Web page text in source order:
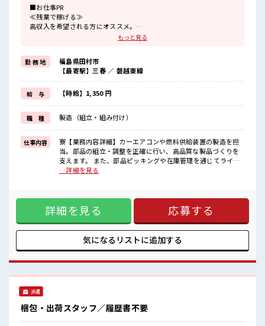
■お仕事PR
≪残業で稼げる≫
高収入を希望される方にオススメ。
残業は月20時間以上あります♪
≪未経験の方も大カンゲイ≫
新しいことにチャレンジするのは不安だけど、
しっかり働く環境が整っています！
イチからスキルUP・ステップUP目指していきましょう！
≪収入アップを目指せる≫
高時給だらけの派遣のお仕事です！
■職場の雰囲気
20代の若い世代がたくさん活躍中の活気ある職場！
しっかり休める休憩室あり！
オンオフの切替もできちゃう！
職場にはロッカー完備！
私物の置きすぎには注意が必要ですね★
もっと見る
勤 務 地
福島県田村市
【最寄駅】三春 ／ 磐越東線
給 与 【時給】1,350 円
職 種 製造（組立・組み付け）
仕事内容
寮【業務内容詳細】カーエアコンや燃料供給装置の製造を担
当。部品の組立・調整を正確に行い、高品質な製品づくりを
支えます。 また、部品ピッキングや在庫管理を通じてライン
へ供給し、生産の流れを円滑にします。【取扱製品情報】自
メ。 残業は月20時間以上あります♪ 制服があると毎日の服選
びに悩まずOK♪ ≪未経験の方も大カンゲイ≫ 新しいことに
チャレンジするのは不安だけど、 しっかり働く環境が整って
います！ イチからスキルUP・ステップUP目指していきまし
ょう！ ≪収入アップを目指せる≫ 高時給だらけの派遣のお仕
事です！ ■職場の雰囲気 20代の若い世代がたくさん活躍中の
もできちゃう！ 職場にはロッカー完備！ 私物の置きすぎには
注意が必要ですね★
…詳細を見る
詳細を見る 応募する
気になるリストに追加する
派遣
梱包・出荷スタッフ／履歴書不要